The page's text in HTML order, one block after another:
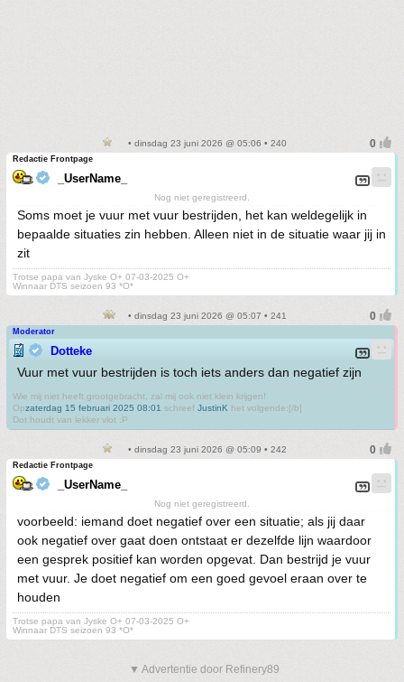
• dinsdag 23 juni 2026 @ 05:06 • 240
Redactie Frontpage
_UserName_
Nog niet geregistreerd.
Soms moet je vuur met vuur bestrijden, het kan weldegelijk in
bepaalde situaties zin hebben. Alleen niet in de situatie waar jij in
zit
Trotse papa van Jyske O+ 07-03-2025 O+
Winnaar DTS seizoen 93 *O*
• dinsdag 23 juni 2026 @ 05:07 • 241
Moderator
Dotteke
Vuur met vuur bestrijden is toch iets anders dan negatief zijn
Wie mij niet heeft grootgebracht, zal mij ook niet klein krijgen!
Opzaterdag 15 februari 2025 08:01 schreef JustinK het volgende:[/b]
Dot houdt van lekker vlot :P
• dinsdag 23 juni 2026 @ 05:09 • 242
Redactie Frontpage
_UserName_
Nog niet geregistreerd.
voorbeeld: iemand doet negatief over een situatie; als jij daar
ook negatief over gaat doen ontstaat er dezelfde lijn waardoor
een gesprek positief kan worden opgevat. Dan bestrijd je vuur
met vuur. Je doet negatief om een goed gevoel eraan over te
houden
Trotse papa van Jyske O+ 07-03-2025 O+
Winnaar DTS seizoen 93 *O*
▼ Advertentie door Refinery89